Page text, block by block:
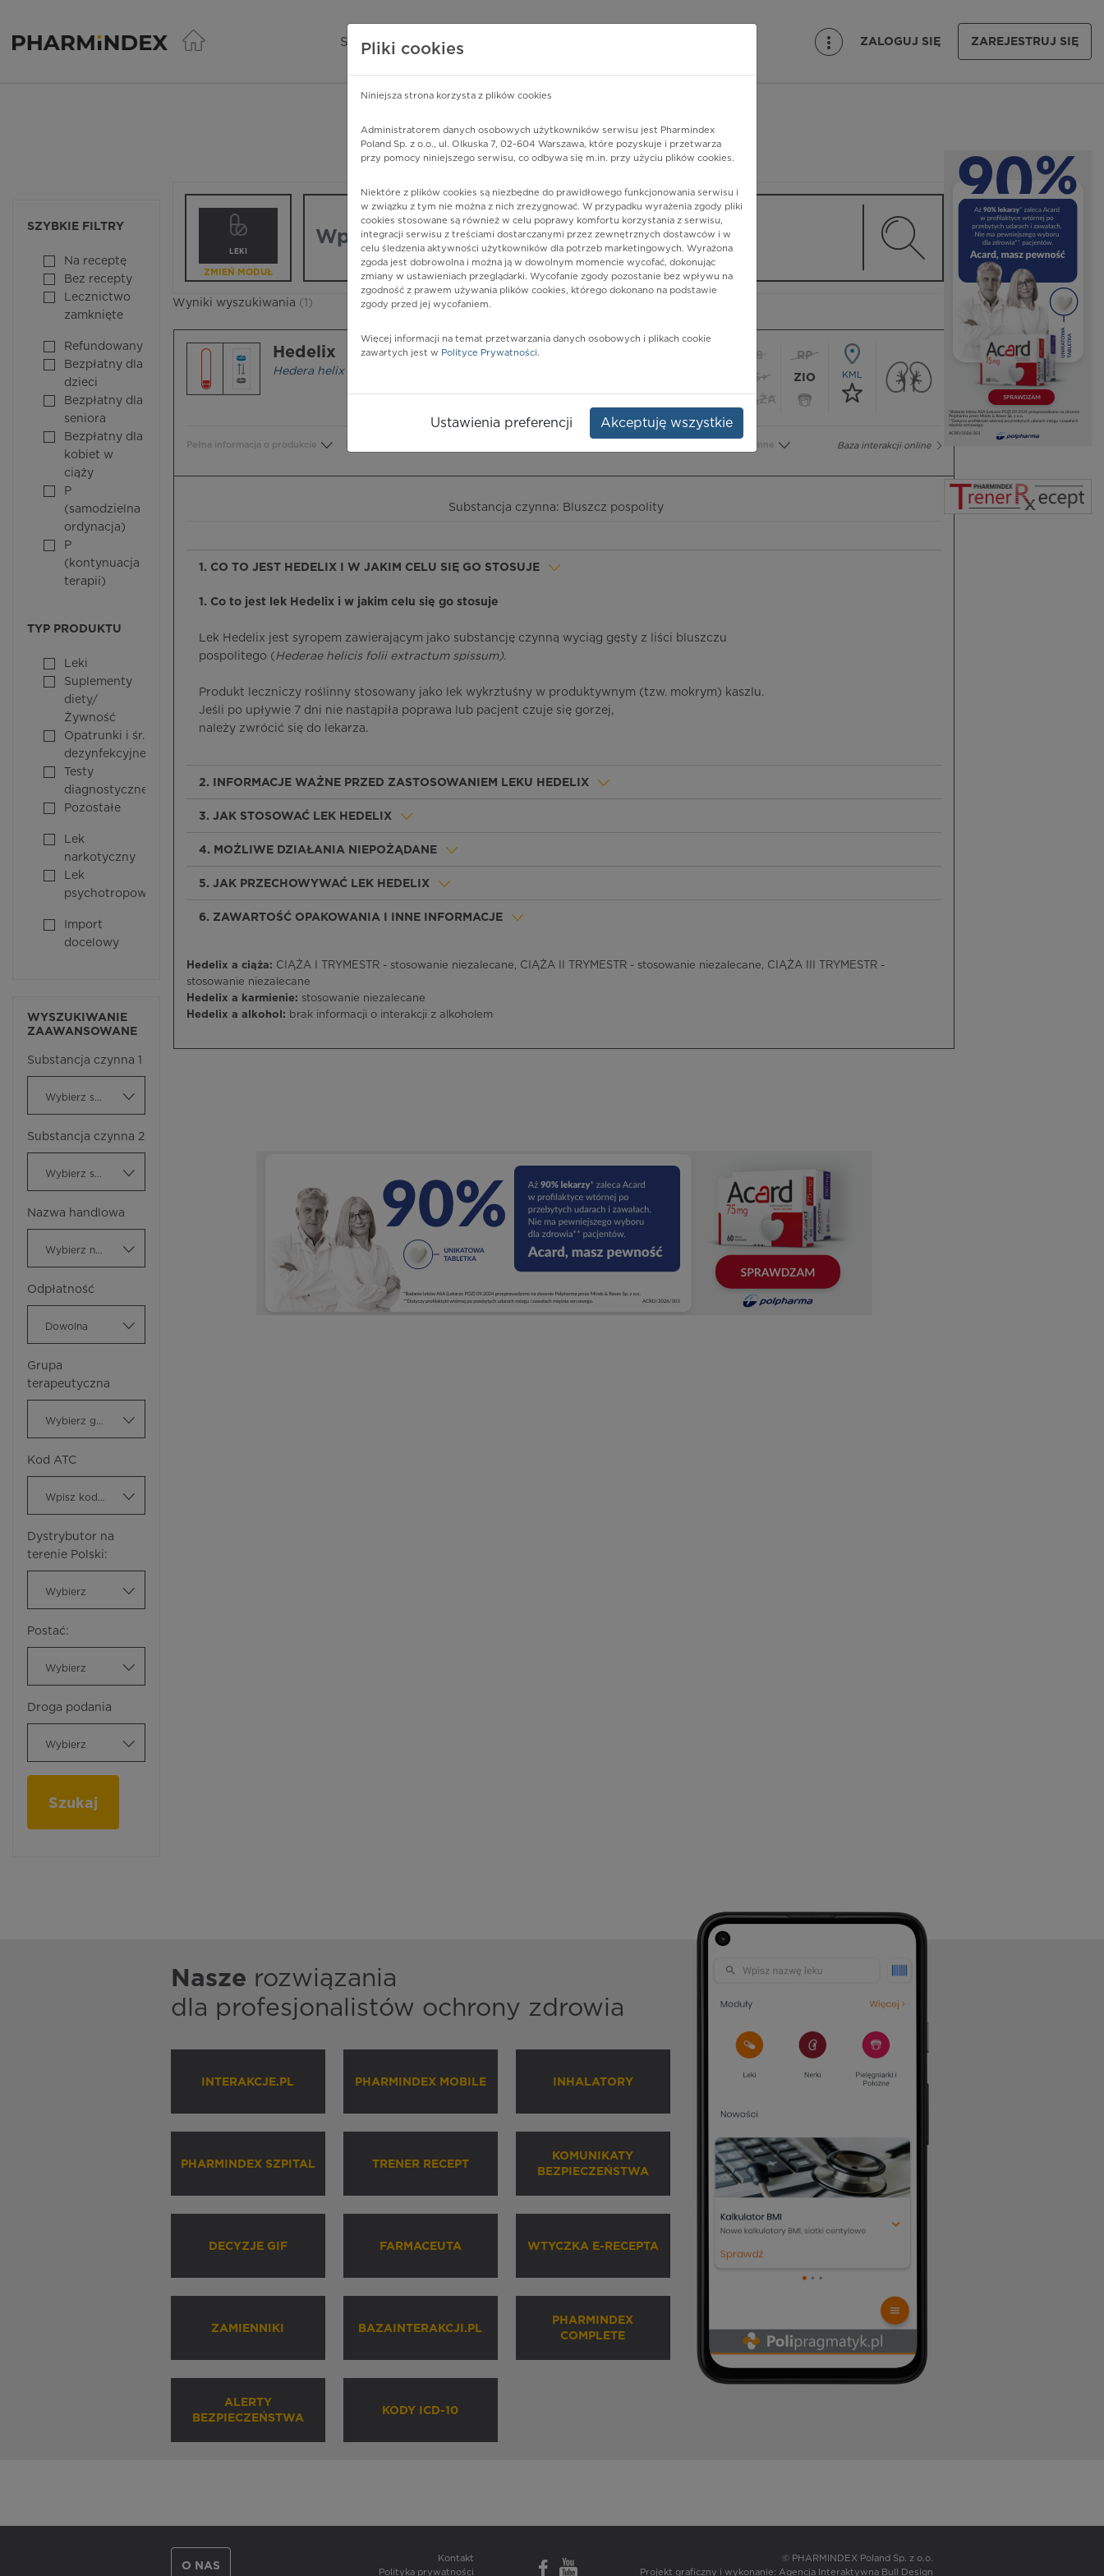
Pharmindex - lider wiedzy o lekach
SERWISY PHARMINDEX ZALOGUJ SIĘ ZAREJESTRUJ SIĘ
SZYBKIE FILTRY
Na receptę
Bez recepty
Lecznictwo
zamknięte
Refundowany
Bezpłatny dla
dzieci
Bezpłatny dla
seniora
Bezpłatny dla
kobiet w
ciąży
P
(samodzielna
ordynacja)
P
(kontynuacja
terapii)
TYP PRODUKTU
Leki
Suplementy
diety/
Żywność
Opatrunki i śr.
dezynfekcyjne
Testy
diagnostyczne
Pozostałe
Lek
narkotyczny
Lek
psychotropowy
Import
docelowy
WYSZUKIWANIE
ZAAWANSOWANE
Substancja czynna 1
Substancja czynna 2
Nazwa handlowa
Odpłatność
Dowolna
Grupa
terapeutyczna
Kod ATC
Dystrybutor na
terenie Polski:
Wybierz
Postać:
Wybierz
Droga podania
Wybierz
Szukaj
Pharmindex
lider wiedzy o lekach
LEKI
ZMIEŃ MODUŁ
Wpisz nazwę lub substancję czynną
Wyniki wyszukiwania (1)
Hedelix
Hedera helix
Postać:syrop
18
65+
CIĄŻA
RP
ZIO
KML
Baza interakcji online
Pełna informacja o produkcie Inne
Substancja czynna: Bluszcz pospolity
1. CO TO JEST HEDELIX I W JAKIM CELU SIĘ GO STOSUJE
1. Co to jest lek Hedelix i w jakim celu się go stosuje
Lek Hedelix jest syropem zawierającym jako substancję czynną wyciąg gęsty z liści bluszczu
pospolitego (Hederae helicis folii extractum spissum).
Produkt leczniczy roślinny stosowany jako lek wykrztuśny w produktywnym (tzw. mokrym) kaszlu.
Jeśli po upływie 7 dni nie nastąpiła poprawa lub pacjent czuje się gorzej,
należy zwrócić się do lekarza.
2. INFORMACJE WAŻNE PRZED ZASTOSOWANIEM LEKU HEDELIX
3. JAK STOSOWAĆ LEK HEDELIX
4. MOŻLIWE DZIAŁANIA NIEPOŻĄDANE
5. JAK PRZECHOWYWAĆ LEK HEDELIX
6. ZAWARTOŚĆ OPAKOWANIA I INNE INFORMACJE
Hedelix a ciąża: CIĄŻA I TRYMESTR - stosowanie niezalecane, CIĄŻA II TRYMESTR - stosowanie niezalecane, CIĄŻA III TRYMESTR -
stosowanie niezalecane
Hedelix a karmienie: stosowanie niezalecane
Hedelix a alkohol: brak informacji o interakcji z alkoholem
Nasze rozwiązania
dla profesjonalistów ochrony zdrowia
INTERAKCJE.PL PHARMINDEX MOBILE INHALATORY
PHARMINDEX SZPITAL TRENER RECEPT
KOMUNIKATY
BEZPIECZEŃSTWA
DECYZJE GIF FARMACEUTA WTYCZKA E-RECEPTA
ZAMIENNIKI BAZAINTERAKCJI.PL
PHARMINDEX
COMPLETE
ALERTY
BEZPIECZEŃSTWA
KODY ICD-10
O NAS
Kontakt
Polityka prywatności
© PHARMINDEX Poland Sp. z o.o.
Projekt graficzny i wykonanie: Agencja Interaktywna Bull Design
Pliki cookies
Niniejsza strona korzysta z plików cookies
Administratorem danych osobowych użytkowników serwisu jest Pharmindex
Poland Sp. z o.o., ul. Olkuska 7, 02-604 Warszawa, które pozyskuje i przetwarza
przy pomocy niniejszego serwisu, co odbywa się m.in. przy użyciu plików cookies.
Niektóre z plików cookies są niezbędne do prawidłowego funkcjonowania serwisu i
w związku z tym nie można z nich zrezygnować. W przypadku wyrażenia zgody pliki
cookies stosowane są również w celu poprawy komfortu korzystania z serwisu,
integracji serwisu z treściami dostarczanymi przez zewnętrznych dostawców i w
celu śledzenia aktywności użytkowników dla potrzeb marketingowych. Wyrażona
zgoda jest dobrowolna i można ją w dowolnym momencie wycofać, dokonując
zmiany w ustawieniach przeglądarki. Wycofanie zgody pozostanie bez wpływu na
zgodność z prawem używania plików cookies, którego dokonano na podstawie
zgody przed jej wycofaniem.
Więcej informacji na temat przetwarzania danych osobowych i plikach cookie
zawartych jest w Polityce Prywatności.
Ustawienia preferencji Akceptuję wszystkie